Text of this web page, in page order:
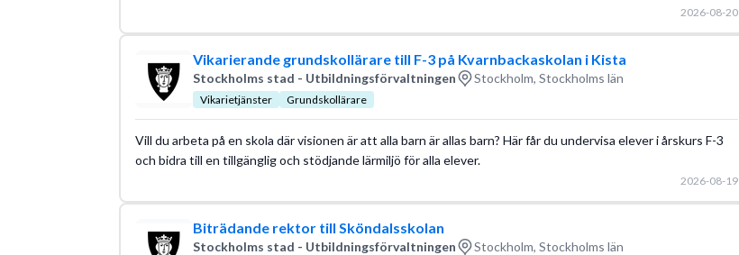
2026-08-20
Vikarierande grundskollärare till F-3 på Kvarnbackaskolan i Kista
Stockholms stad - Utbildningsförvaltningen Stockholm, Stockholms län
Vikarietjänster Grundskollärare
Vill du arbeta på en skola där visionen är att alla barn är allas barn? Här får du undervisa elever i årskurs F-3
och bidra till en tillgänglig och stödjande lärmiljö för alla elever.
2026-08-19
Biträdande rektor till Sköndalsskolan
Stockholms stad - Utbildningsförvaltningen Stockholm, Stockholms län